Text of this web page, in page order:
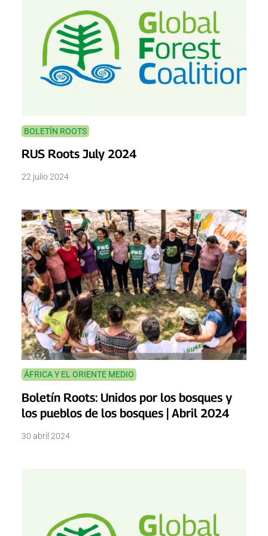
BOLETÍN ROOTS
RUS Roots July 2024
22 julio 2024
ÁFRICA Y EL ORIENTE MEDIO
Boletín Roots: Unidos por los bosques y
los pueblos de los bosques | Abril 2024
30 abril 2024